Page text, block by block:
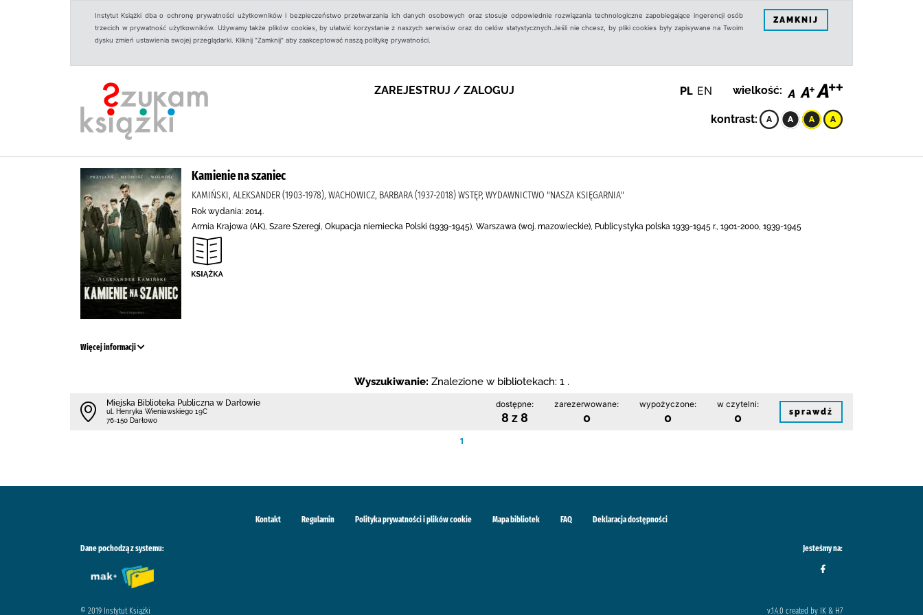
Instytut Książki dba o ochronę prywatności użytkowników i bezpieczeństwo przetwarzania ich danych osobowych oraz stosuje odpowiednie rozwiązania technologiczne zapobiegające ingerencji osób
trzecich w prywatność użytkowników. Używamy także plików cookies, by ułatwić korzystanie z naszych serwisów oraz do celów statystycznych.Jeśli nie chcesz, by pliki cookies były zapisywane na Twoim
dysku zmień ustawienia swojej przeglądarki. Kliknij "Zamknij" aby zaakceptować naszą politykę prywatności.
ZAMKNIJ
ZAREJESTRUJ / ZALOGUJ PL EN wielkość:
kontrast:
Kamienie na szaniec
KAMIŃSKI, ALEKSANDER (1903-1978), WACHOWICZ, BARBARA (1937-2018) WSTĘP, WYDAWNICTWO "NASZA KSIĘGARNIA"
Rok wydania: 2014.
Armia Krajowa (AK), Szare Szeregi, Okupacja niemiecka Polski (1939-1945), Warszawa (woj. mazowieckie), Publicystyka polska 1939-1945 r., 1901-2000, 1939-1945
Więcej informacji
Wyszukiwanie: Znalezione w bibliotekach: 1 .
Miejska Biblioteka Publiczna w Darłowie
ul. Henryka Wieniawskiego 19C
76-150 Darłowo
dostępne:
8 z 8
zarezerwowane:
0
wypożyczone:
0
w czytelni:
0 sprawdź
1
Kontakt Regulamin Polityka prywatności i plików cookie Mapa bibliotek FAQ Deklaracja dostępności
Dane pochodzą z systemu: Jesteśmy na:
© 2019 Instytut Książki v.1.4.0 created by IK & H7